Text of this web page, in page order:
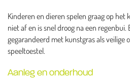
Kinderen en dieren spelen graag op het
niet af en is snel droog na een
gegarandeerd met kunstgras als veilige
speeltoestel.
Aanleg en onderhoud